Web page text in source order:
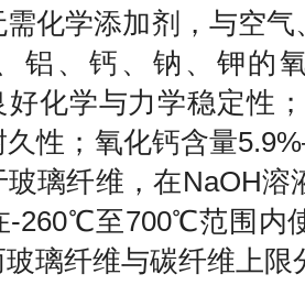
化学添加剂，与空
铝、钙、钠、钾的
好化学与力学稳定性
性；氧化钙含量
玻璃纤维，在NaOH
-260℃至700℃范围内
玻璃纤维与碳纤维上